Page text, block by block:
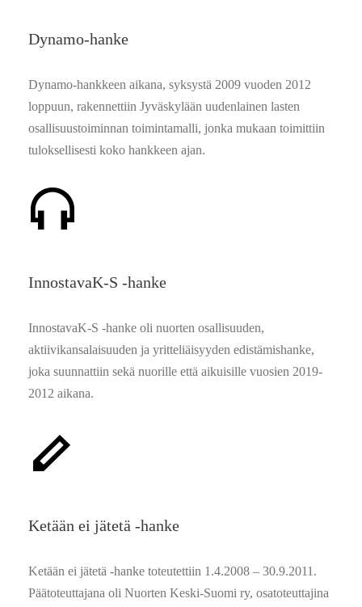
Dynamo-hanke
Dynamo-hankkeen aikana, syksystä 2009 vuoden 2012
loppuun, rakennettiin Jyväskylään uudenlainen lasten
osallisuustoiminnan toimintamalli, jonka mukaan toimittiin
tuloksellisesti koko hankkeen ajan.
InnostavaK-S -hanke
InnostavaK-S -hanke oli nuorten osallisuuden,
aktiivikansalaisuuden ja yritteliäisyyden edistämishanke,
joka suunnattiin sekä nuorille että aikuisille vuosien 2019-
2012 aikana.
Ketään ei jätetä -hanke
Ketään ei jätetä -hanke toteutettiin 1.4.2008 – 30.9.2011.
Päätoteuttajana oli Nuorten Keski-Suomi ry, osatoteuttajina